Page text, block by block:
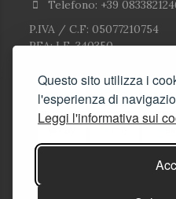
Questo sito utilizza i
l'esperienza di
Leggi l'informativa sui
Telefono: +39
P.IVA / C.F: 05077210754
REA: LE-340350